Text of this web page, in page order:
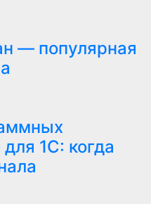
— популярная
1С: когда